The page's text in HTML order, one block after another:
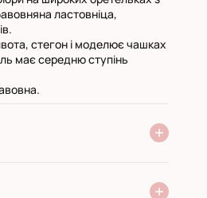
ластовніца,
стегон і моделює чашках
має середню ступінь